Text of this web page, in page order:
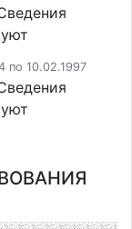
по 10.02.1997